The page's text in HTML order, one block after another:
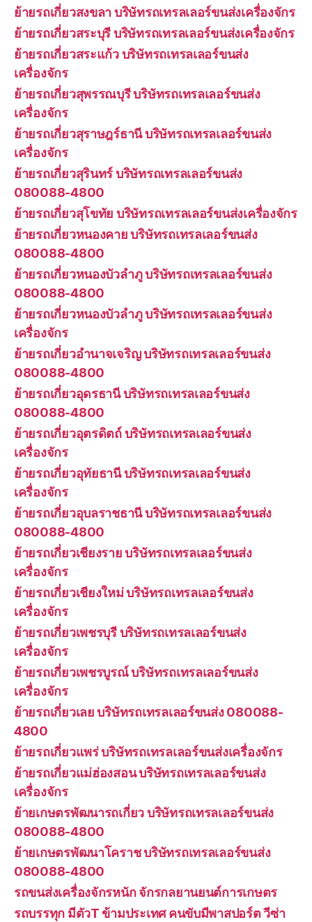
ย้ายรถเกี่ยวสงขลา บริษัทรถเทรลเลอร์ขนส่งเครื่องจักร
ย้ายรถเกี่ยวสระบุรี บริษัทรถเทรลเลอร์ขนส่งเครื่องจักร
ย้ายรถเกี่ยวสระแก้ว บริษัทรถเทรลเลอร์ขนส่ง
เครื่องจักร
ย้ายรถเกี่ยวสุพรรณบุรี บริษัทรถเทรลเลอร์ขนส่ง
เครื่องจักร
ย้ายรถเกี่ยวสุราษฎร์ธานี บริษัทรถเทรลเลอร์ขนส่ง
เครื่องจักร
ย้ายรถเกี่ยวสุรินทร์ บริษัทรถเทรลเลอร์ขนส่ง
080088-4800
ย้ายรถเกี่ยวสุโขทัย บริษัทรถเทรลเลอร์ขนส่งเครื่องจักร
ย้ายรถเกี่ยวหนองคาย บริษัทรถเทรลเลอร์ขนส่ง
080088-4800
ย้ายรถเกี่ยวหนองบัวลำภู บริษัทรถเทรลเลอร์ขนส่ง
080088-4800
ย้ายรถเกี่ยวหนองบัวลำภู บริษัทรถเทรลเลอร์ขนส่ง
เครื่องจักร
ย้ายรถเกี่ยวอำนาจเจริญ บริษัทรถเทรลเลอร์ขนส่ง
080088-4800
ย้ายรถเกี่ยวอุดรธานี บริษัทรถเทรลเลอร์ขนส่ง
080088-4800
ย้ายรถเกี่ยวอุตรดิตถ์ บริษัทรถเทรลเลอร์ขนส่ง
เครื่องจักร
ย้ายรถเกี่ยวอุทัยธานี บริษัทรถเทรลเลอร์ขนส่ง
เครื่องจักร
ย้ายรถเกี่ยวอุบลราชธานี บริษัทรถเทรลเลอร์ขนส่ง
080088-4800
ย้ายรถเกี่ยวเชียงราย บริษัทรถเทรลเลอร์ขนส่ง
เครื่องจักร
ย้ายรถเกี่ยวเชียงใหม่ บริษัทรถเทรลเลอร์ขนส่ง
เครื่องจักร
ย้ายรถเกี่ยวเพชรบุรี บริษัทรถเทรลเลอร์ขนส่ง
เครื่องจักร
ย้ายรถเกี่ยวเพชรบูรณ์ บริษัทรถเทรลเลอร์ขนส่ง
เครื่องจักร
ย้ายรถเกี่ยวเลย บริษัทรถเทรลเลอร์ขนส่ง 080088-
4800
ย้ายรถเกี่ยวแพร่ บริษัทรถเทรลเลอร์ขนส่งเครื่องจักร
ย้ายรถเกี่ยวแม่ฮ่องสอน บริษัทรถเทรลเลอร์ขนส่ง
เครื่องจักร
ย้ายเกษตรพัฒนารถเกี่ยว บริษัทรถเทรลเลอร์ขนส่ง
080088-4800
ย้ายเกษตรพัฒนาโคราช บริษัทรถเทรลเลอร์ขนส่ง
080088-4800
รถขนส่งเครื่องจักรหนัก จักรกลยานยนต์การเกษตร
รถบรรทุก มีตัวT ข้ามประเทศ คนขับมีพาสปอร์ต วีซ่า